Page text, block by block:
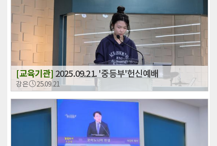
[교육기관] 2025.09.21. '중등부'헌신예배
강은 25.09.21